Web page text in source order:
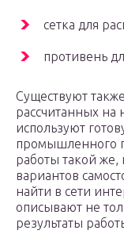
сетка для
противень
Существуют
рассчитанных на
используют
промышленного
работы такой же,
вариантов
найти в сети
описывают не
результаты